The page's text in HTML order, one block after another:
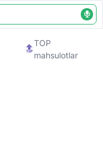
TOP
mahsulotlar